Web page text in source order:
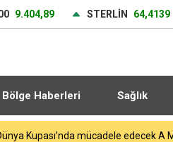
9.404,89 STERLİN 64,4139
Bölge Haberleri Sağlık
Bakanı Mustafa Çiftçi Esenyurt’ta